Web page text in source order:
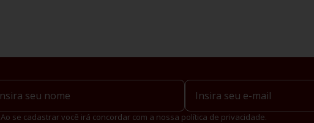
Ao se cadastrar você irá concordar com a nossa política de privacidade.